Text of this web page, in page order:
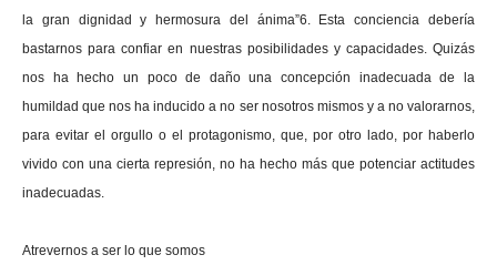
la gran dignidad y hermosura del ánima”6. Esta conciencia debería
bastarnos para confiar en nuestras posibilidades y capacidades. Quizás
nos ha hecho un poco de daño una concepción inadecuada de la
humildad que nos ha inducido a no ser nosotros mismos y a no valorarnos,
para evitar el orgullo o el protagonismo, que, por otro lado, por haberlo
vivido con una cierta represión, no ha hecho más que potenciar actitudes
inadecuadas.
Atrevernos a ser lo que somos